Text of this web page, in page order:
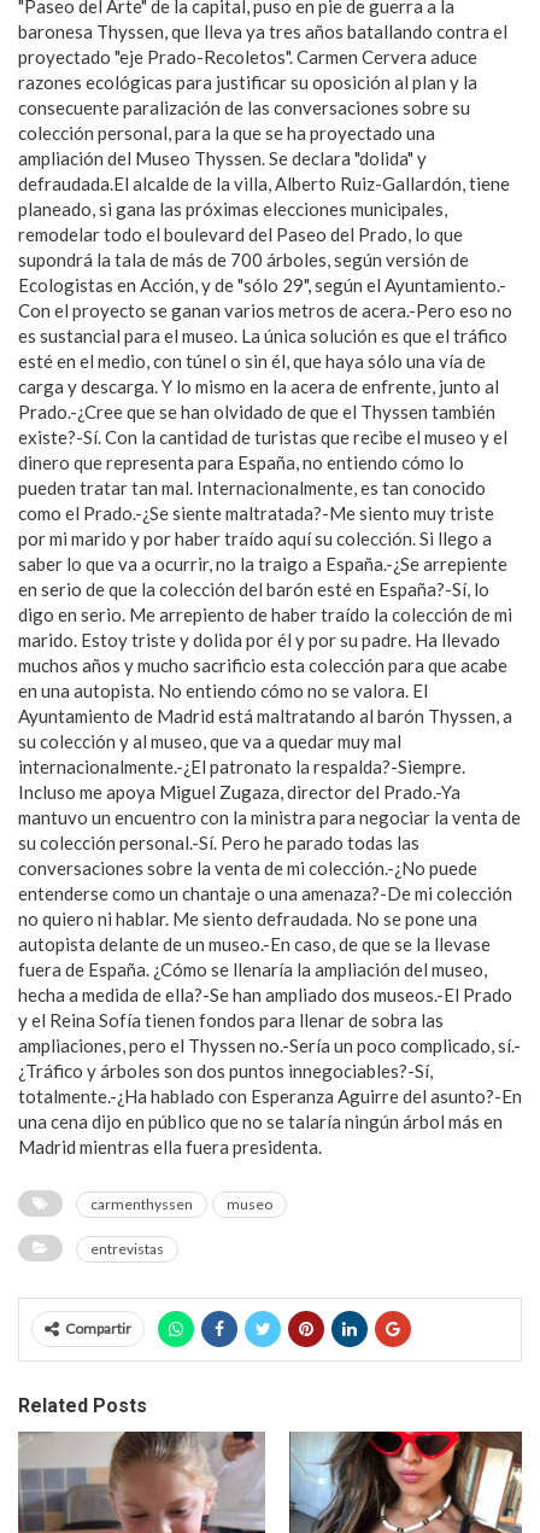
"Paseo del Arte" de la capital, puso en pie de guerra a la
baronesa Thyssen, que lleva ya tres años batallando contra el
proyectado "eje Prado-Recoletos". Carmen Cervera aduce
razones ecológicas para justificar su oposición al plan y la
consecuente paralización de las conversaciones sobre su
colección personal, para la que se ha proyectado una
ampliación del Museo Thyssen. Se declara "dolida" y
defraudada.El alcalde de la villa, Alberto Ruiz-Gallardón, tiene
planeado, si gana las próximas elecciones municipales,
remodelar todo el boulevard del Paseo del Prado, lo que
supondrá la tala de más de 700 árboles, según versión de
Ecologistas en Acción, y de "sólo 29", según el Ayuntamiento.-
Con el proyecto se ganan varios metros de acera.-Pero eso no
es sustancial para el museo. La única solución es que el tráfico
esté en el medio, con túnel o sin él, que haya sólo una vía de
carga y descarga. Y lo mismo en la acera de enfrente, junto al
Prado.-¿Cree que se han olvidado de que el Thyssen también
existe?-Sí. Con la cantidad de turistas que recibe el museo y el
dinero que representa para España, no entiendo cómo lo
pueden tratar tan mal. Internacionalmente, es tan conocido
como el Prado.-¿Se siente maltratada?-Me siento muy triste
por mi marido y por haber traído aquí su colección. Si llego a
saber lo que va a ocurrir, no la traigo a España.-¿Se arrepiente
en serio de que la colección del barón esté en España?-Sí, lo
digo en serio. Me arrepiento de haber traído la colección de mi
marido. Estoy triste y dolida por él y por su padre. Ha llevado
muchos años y mucho sacrificio esta colección para que acabe
en una autopista. No entiendo cómo no se valora. El
Ayuntamiento de Madrid está maltratando al barón Thyssen, a
su colección y al museo, que va a quedar muy mal
internacionalmente.-¿El patronato la respalda?-Siempre.
Incluso me apoya Miguel Zugaza, director del Prado.-Ya
mantuvo un encuentro con la ministra para negociar la venta de
su colección personal.-Sí. Pero he parado todas las
conversaciones sobre la venta de mi colección.-¿No puede
entenderse como un chantaje o una amenaza?-De mi colección
no quiero ni hablar. Me siento defraudada. No se pone una
autopista delante de un museo.-En caso, de que se la llevase
fuera de España. ¿Cómo se llenaría la ampliación del museo,
hecha a medida de ella?-Se han ampliado dos museos.-El Prado
y el Reina Sofía tienen fondos para llenar de sobra las
ampliaciones, pero el Thyssen no.-Sería un poco complicado, sí.-
¿Tráfico y árboles son dos puntos innegociables?-Sí,
totalmente.-¿Ha hablado con Esperanza Aguirre del asunto?-En
una cena dijo en público que no se talaría ningún árbol más en
Madrid mientras ella fuera presidenta.
carmenthyssen museo
entrevistas
Compartir
Related Posts